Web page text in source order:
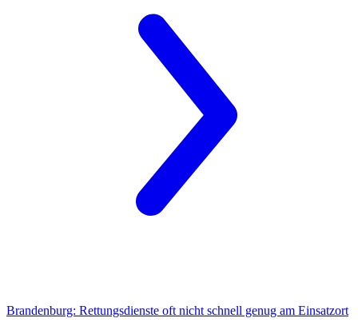
Brandenburg: Rettungsdienste oft nicht schnell genug am Einsatzort